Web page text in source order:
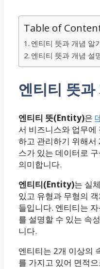
Table of
엔티티 뜻과 개념 알
엔티티 뜻과 개념 설
엔티티 뜻과
엔티티 뜻(Entity)은
서 비즈니스와 업무
하고 관리하기 위해서
스가 있는 데이터로
의미합니다.
엔티티(Entity)는 실
있고 유형과 무형의
들입니다. 엔티티는
를 설명할 수 있는 속
니다.
엔티티는 2개 이상의
를 가지고 있어 면적